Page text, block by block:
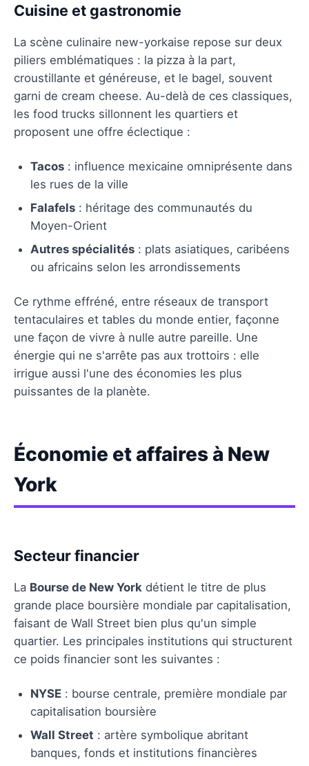
Cuisine et gastronomie
La scène culinaire new-yorkaise repose sur deux
piliers emblématiques : la pizza à la part,
croustillante et généreuse, et le bagel, souvent
garni de cream cheese. Au-delà de ces classiques,
les food trucks sillonnent les quartiers et
proposent une offre éclectique :
Tacos : influence mexicaine omniprésente dans
les rues de la ville
Falafels : héritage des communautés du
Moyen-Orient
Autres spécialités : plats asiatiques, caribéens
ou africains selon les arrondissements
Ce rythme effréné, entre réseaux de transport
tentaculaires et tables du monde entier, façonne
une façon de vivre à nulle autre pareille. Une
énergie qui ne s'arrête pas aux trottoirs : elle
irrigue aussi l'une des économies les plus
puissantes de la planète.
Économie et affaires à New
York
Secteur financier
La Bourse de New York détient le titre de plus
grande place boursière mondiale par capitalisation,
faisant de Wall Street bien plus qu'un simple
quartier. Les principales institutions qui structurent
ce poids financier sont les suivantes :
NYSE : bourse centrale, première mondiale par
capitalisation boursière
Wall Street : artère symbolique abritant
banques, fonds et institutions financières